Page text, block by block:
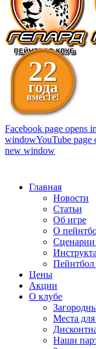
22
года
вместе!
Facebook page opens
windowYouTube
new window
Главная
Новости
Статьи
Об игре
О
Сценарии
Цены
Акции
О клубе
Места
Наши